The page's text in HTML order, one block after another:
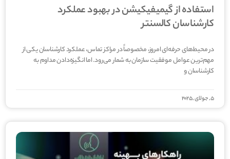
استفاده از گیمیفیکیشن در بهبود عملکرد
کارشناسان کالسنتر
در محیط‌های حرفه‌ای امروز، مخصوصاً در مراکز تماس، عملکرد کارشناسان یکی از
مهم‌ترین عوامل موفقیت سازمان به شمار می‌رود. اما انگیزه‌دادن مداوم به
کارشناسان و
5, جولای ,2025